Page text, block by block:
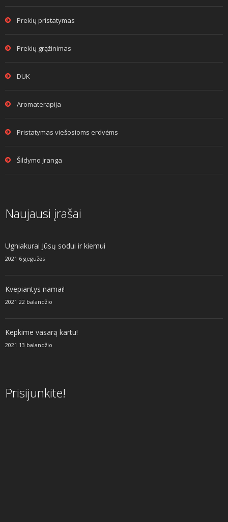
Prekių pristatymas
Prekių grąžinimas
DUK
Aromaterapija
Pristatymas viešosioms erdvėms
Šildymo įranga
Naujausi įrašai
Ugniakurai Jūsų sodui ir kiemui
2021 6 gegužės
Kvepiantys namai!
2021 22 balandžio
Kepkime vasarą kartu!
2021 13 balandžio
Prisijunkite!